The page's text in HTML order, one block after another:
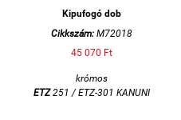
Kipufogó dob
Cikkszám: M72018
45 070 Ft
krómos
ETZ251 / ETZ-301 KANUNI